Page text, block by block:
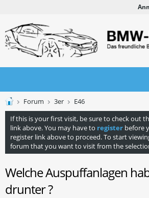
Forum 3er
E46
If this is your first visit, be sure to check out
link above. You may have to register before
register link above to proceed. To start
forum that you want to visit from the
Welche Auspuffanlagen
drunter ?